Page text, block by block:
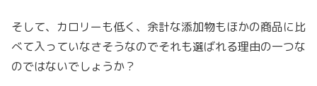
そして、カロリーも低く、余計な添加物もほかの商品に比
べて入っていなさそうなのでそれも選ばれる理由の一つな
のではないでしょうか？